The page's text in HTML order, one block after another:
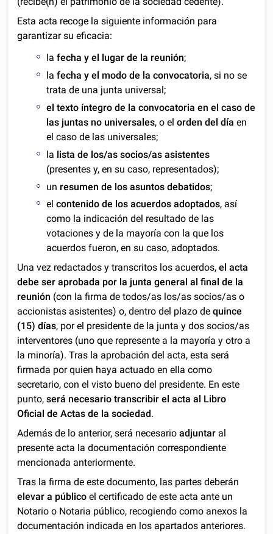
Esta acta recoge la siguiente información para
garantizar su eficacia:
lafecha y el lugar de la reunión;
lafecha y el modo de la convocatoria, si no se
trata de una junta universal;
el texto íntegro de la convocatoria en el caso de
las juntas no universales, o elorden del día en
el caso de las universales;
la lista de los/as socios/as asistentes
(presentes y, en su caso, representados);
un resumen de los asuntos debatidos;
elcontenido de los acuerdos adoptados, así
como la indicación del resultado de las
votaciones y de la mayoría con la que los
acuerdos fueron, en su caso, adoptados.
Una vez redactados y transcritos los acuerdos,el acta
debe ser aprobada por la junta general al final de la
reunión (con la firma de todos/as los/as socios/as o
accionistas asistentes) o, dentro del plazo dequince
(15) días, por el presidente de la junta y dos socios/as
interventores (uno que represente a la mayoría y otro a
la minoría). Tras la aprobación del acta, esta será
firmada por quien haya actuado en ella como
secretario, con el visto bueno del presidente. En este
punto,será necesario transcribir el acta al Libro
Oficial de Actas de la sociedad.
Además de lo anterior, será necesarioadjuntar al
presente acta la documentación correspondiente
mencionada anteriormente.
Tras la firma de este documento, las partes deberán
elevar a público el certificado de este acta ante un
Notario o Notaria público, recogiendo como anexos la
documentación indicada en los apartados anteriores.